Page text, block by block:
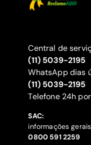
Central de
(11) 5039-2195
WhatsApp dias
(11) 5039-2195
‍Telefone 24h
SAC:
informações
‍0800 591 2259